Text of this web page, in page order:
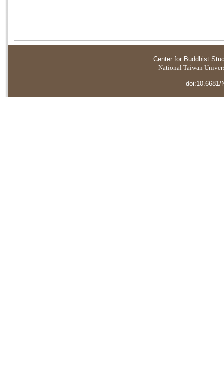
Center for Buddhist
National Taiwan
doi:10.6681/